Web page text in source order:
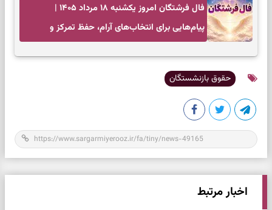
فال فرشتگان امروز یکشنبه ۱۸ مرداد ۱۴۰۵ |
پیام‌هایی برای انتخاب‌های آرام، حفظ تمرکز و
حقوق بازنشستگان
اخبار مرتبط